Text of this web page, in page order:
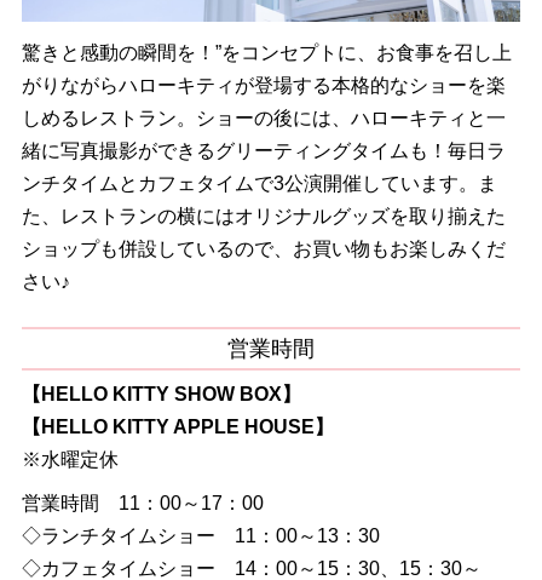
驚きと感動の瞬間を！”をコンセプトに、お食事を召し上
がりながらハローキティが登場する本格的なショーを楽
しめるレストラン。ショーの後には、ハローキティと一
緒に写真撮影ができるグリーティングタイムも！毎日ラ
ンチタイムとカフェタイムで3公演開催しています。ま
た、レストランの横にはオリジナルグッズを取り揃えた
ショップも併設しているので、お買い物もお楽しみくだ
さい♪
営業時間
【HELLO KITTY SHOW BOX】
【HELLO KITTY APPLE HOUSE】
※水曜定休
営業時間 11：00～17：00
◇ランチタイムショー 11：00～13：30
◇カフェタイムショー 14：00～15：30、15：30～